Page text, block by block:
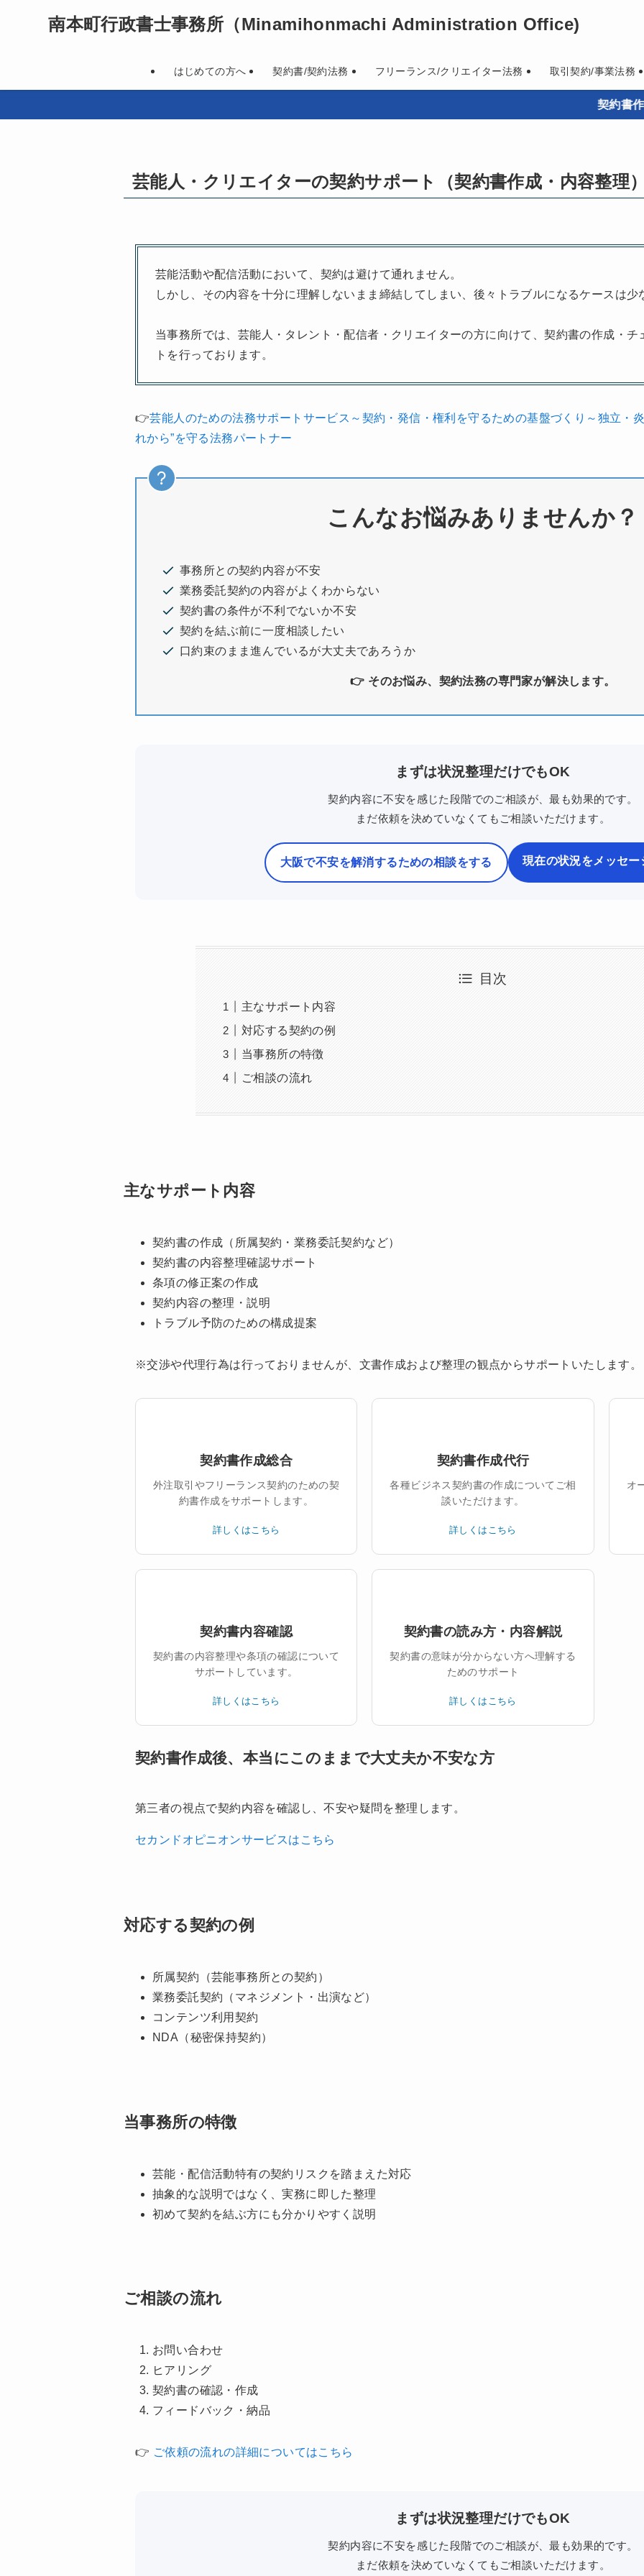
南本町行政書士事務所 （Minamihonmachi Administration Office)
はじめての方へ 契約書/契約法務 フリーランス/クリエイター法務 取引契約/事業法務
契約書作成・既存契
芸能人・クリエイターの契約サポート（契約書作成・内容整理
芸能活動や配信活動において、契約は避けて通れません。
しかし、その内容を十分に理解しないまま締結してしまい、後々トラブルになるケースは少
当事務所では、芸能人・タレント・配信者・クリエイターの方に向けて、契約書の作成・
トを行っております。
👉芸能人のための法務サポートサービス～契約・発信・権利を守るための基盤づくり～独立・
れから”を守る法務パートナー
こんなお悩みありませんか？
事務所との契約内容が不安
業務委託契約の内容がよくわからない
契約書の条件が不利でないか不安
契約を結ぶ前に一度相談したい
口約束のまま進んでいるが大丈夫であろうか
👉 そのお悩み、契約法務の専門家が解決します。
まずは状況整理だけでもOK
契約内容に不安を感じた段階でのご相談が、最も効果的です。
まだ依頼を決めていなくてもご相談いただけます。
大阪で不安を解消するための相談をする 現在の状況をメッセー
目次
主なサポート内容
対応する契約の例
当事務所の特徴
ご相談の流れ
主なサポート内容
契約書の作成（所属契約・業務委託契約など）
契約書の内容整理確認サポート
条項の修正案の作成
契約内容の整理・説明
トラブル予防のための構成提案
※交渉や代理行為は行っておりませんが、文書作成および整理の観点からサポートいたします。
契約書作成総合
外注取引やフリーランス契約のための契
約書作成をサポートします。
詳しくはこちら
契約書作成代行
各種ビジネス契約書の作成についてご相
談いただけます。
詳しくはこちら
オ
契約書内容確認
契約書の内容整理や条項の確認について
サポートしています。
詳しくはこちら
契約書の読み方・内容解説
契約書の意味が分からない方へ理解する
ためのサポート
詳しくはこちら
契約書作成後、本当にこのままで大丈夫か不安な方
第三者の視点で契約内容を確認し、不安や疑問を整理します。
セカンドオピニオンサービスはこちら
対応する契約の例
所属契約（芸能事務所との契約）
業務委託契約（マネジメント・出演など）
コンテンツ利用契約
NDA（秘密保持契約）
当事務所の特徴
芸能・配信活動特有の契約リスクを踏まえた対応
抽象的な説明ではなく、実務に即した整理
初めて契約を結ぶ方にも分かりやすく説明
ご相談の流れ
お問い合わせ
ヒアリング
契約書の確認・作成
フィードバック・納品
👉 ご依頼の流れの詳細についてはこちら
まずは状況整理だけでもOK
契約内容に不安を感じた段階でのご相談が、最も効果的です。
まだ依頼を決めていなくてもご相談いただけます。